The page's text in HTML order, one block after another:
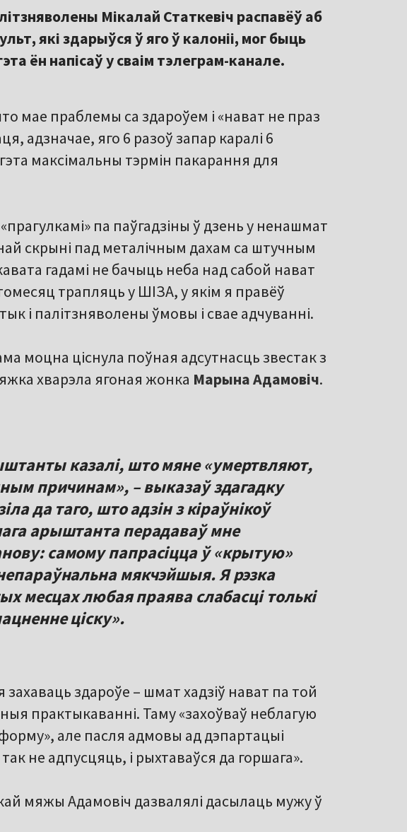
Мікалай Статкевіч распавёў аб
які здарыўся ў яго ў калоніі, мог быць
ён напісаў у сваім тэлеграм-канале.
мае праблемы са здароўем і «нават не праз
адзначае, яго 6 разоў запар каралі 6
максімальны тэрмін пакарання для
па паўгадзіны ў дзень у ненашмат
скрыні пад металічным дахам са штучным
гадамі не бачыць неба над сабой нават
трапляць у ШІЗА, у якім я правёў
і палітзняволены ўмовы і свае адчуванні.
моцна ціснула поўная адсутнасць звестак з
хварэла ягоная жонка Марына Адамовіч.
казалі, што мяне «умертвляют,
причинам», – выказаў здагадку
да таго, што адзін з кіраўнікоў
арыштанта перадаваў мне
самому папрасіцца ў «крытую»
мякчэйшыя. Я рэзка
месцах любая праява слабасці толькі
ціску».
здароўе – шмат хадзіў нават па той
практыкаванні. Таму «захоўваў неблагую
форму», але пасля адмовы ад дэпартацыі
не адпусцяць, і рыхтаваўся да горшага».
мяжы Адамовіч дазвалялі дасылаць мужу ў